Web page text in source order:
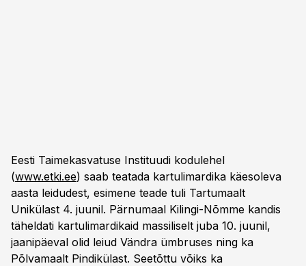
Eesti Taimekasvatuse Instituudi kodulehel
(www.etki.ee) saab teatada kartulimardika käesoleva
aasta leidudest, esimene teade tuli Tartumaalt
Unikülast 4. juunil. Pärnumaal Kilingi-Nõmme kandis
täheldati kartulimardikaid massiliselt juba 10. juunil,
jaanipäeval olid leiud Vändra ümbruses ning ka
Põlvamaalt Pindikülast. Seetõttu võiks ka